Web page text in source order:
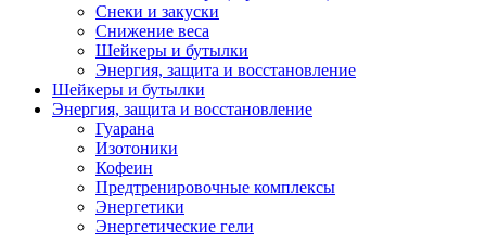
Снеки и закуски
Снижение веса
Шейкеры и бутылки
Энергия, защита и восстановление
Шейкеры и бутылки
Энергия, защита и восстановление
Гуарана
Изотоники
Кофеин
Предтренировочные комплексы
Энергетики
Энергетические гели